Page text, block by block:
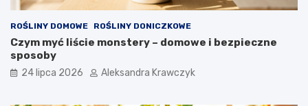
ROŚLINY DOMOWE ROŚLINY DONICZKOWE
Czym myć liście monstery – domowe i bezpieczne
sposoby
24 lipca 2026 Aleksandra Krawczyk